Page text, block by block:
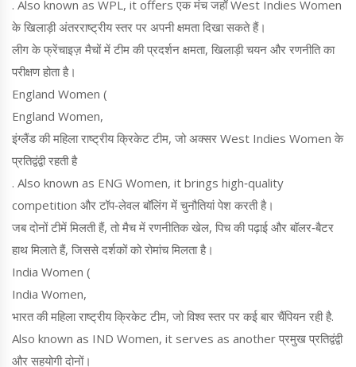
. Also known as WPL , it offers एक मंच जहाँ West Indies Women
के खिलाड़ी अंतरराष्ट्रीय स्तर पर अपनी क्षमता दिखा सकते हैं।
लीग के फ्रेंचाइज़ मैचों में टीम की प्रदर्शन क्षमता, खिलाड़ी चयन और रणनीति का
परीक्षण होता है।
England Women (
England Women,
इंग्लैंड की महिला राष्ट्रीय क्रिकेट टीम, जो अक्सर West Indies Women के
प्रतिद्वंद्वी रहती है
. Also known as ENG Women, it brings high‑quality
competition और टॉप‑लेवल बॉलिंग में चुनौतियां पेश करती है।
जब दोनों टीमें मिलती हैं, तो मैच में रणनीतिक खेल, पिच की पढ़ाई और बॉलर‑बैटर
हाथ मिलाते हैं, जिससे दर्शकों को रोमांच मिलता है।
India Women (
India Women,
भारत की महिला राष्ट्रीय क्रिकेट टीम, जो विश्व स्तर पर कई बार चैंपियन रही है.
Also known as IND Women, it serves as another प्रमुख प्रतिद्वंद्वी
और सहयोगी दोनों।